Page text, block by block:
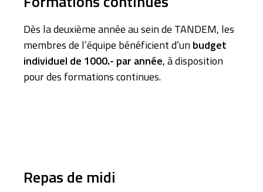
Dès la deuxième année au sein de TANDEM, les
membres de l’équipe bénéficient d’unbudget
individuel de 1000.- par année, à disposition
pour des formations continues.
Repas de midi